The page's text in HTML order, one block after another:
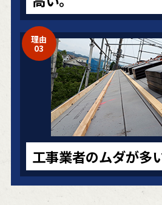
理由
03
工事業者のムダが多